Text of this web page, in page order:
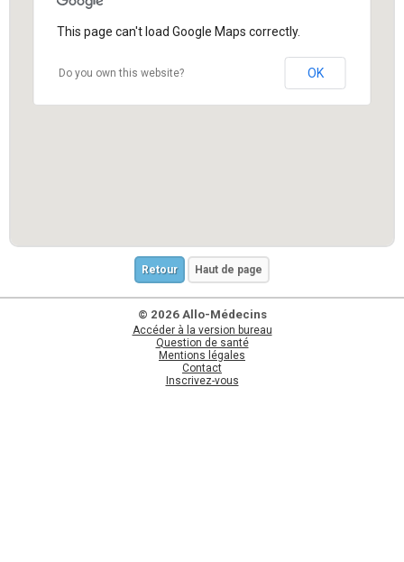
This page can't load Google Maps correctly.
Do you own this website? OK
Retour Haut de page
© 2026 Allo-Médecins
Accéder à la version bureau
Question de santé
Mentions légales
Contact
Inscrivez-vous